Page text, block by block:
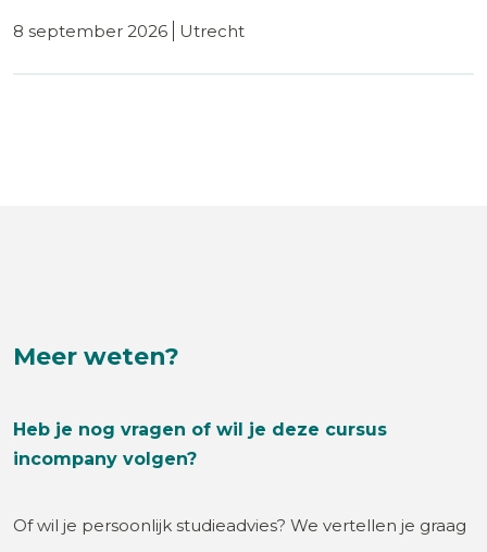
8 september 2026 utrecht
Meer weten?
Heb je nog vragen of wil je deze cursus
incompany volgen?
Of wil je persoonlijk studieadvies? We vertellen je graag